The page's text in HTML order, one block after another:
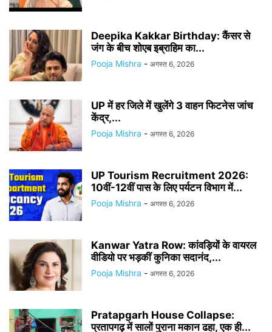
Deepika Kakkar Birthday: कैंसर से
जंग के बीच शोएब इब्राहिम का...
Pooja Mishra - अगस्त 6, 2026
UP में हर जिले में खुलेंगे 3 वाहन फिटनेस जांच
केंद्र,...
Pooja Mishra - अगस्त 6, 2026
UP Tourism Recruitment 2026:
10वीं-12वीं पास के लिए पर्यटन विभाग में...
Pooja Mishra - अगस्त 6, 2026
Kanwar Yatra Row: कांवड़ियों के वायरल
वीडियो पर भड़कीं कुनिका सदानंद,...
Pooja Mishra - अगस्त 6, 2026
Pratapgarh House Collapse:
प्रतापगढ़ में सालों पुराना मकान ढहा, एक ही...